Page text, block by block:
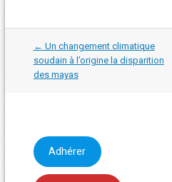
Navigation
les
articles
← Un changement climatique
soudain à l’origine la disparition
des mayas
Adhérer